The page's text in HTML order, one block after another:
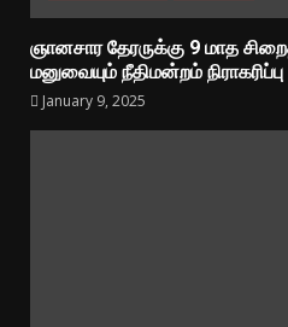
ஞானசார தேரருக்கு 9 மாத
மனுவையும் நீதிமன்றம் நிராகரிப்பு
January 9, 2025